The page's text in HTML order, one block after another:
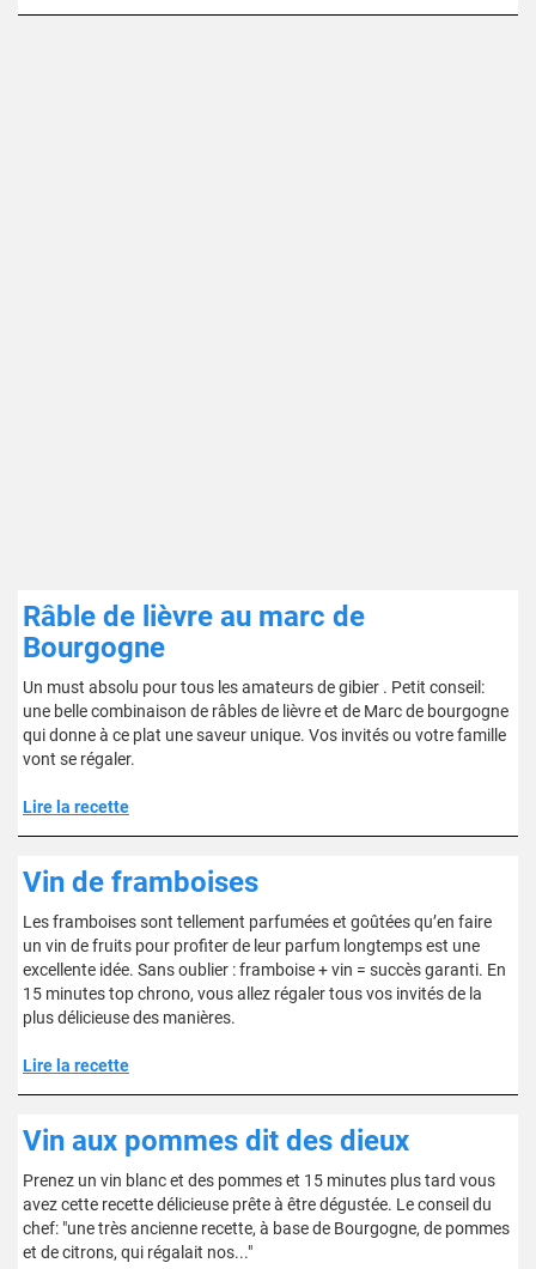
Râble de lièvre au marc de
Bourgogne
Un must absolu pour tous les amateurs de gibier . Petit conseil:
une belle combinaison de râbles de lièvre et de Marc de bourgogne
qui donne à ce plat une saveur unique. Vos invités ou votre famille
vont se régaler.
Lire la recette
Vin de framboises
Les framboises sont tellement parfumées et goûtées qu’en faire
un vin de fruits pour profiter de leur parfum longtemps est une
excellente idée. Sans oublier : framboise + vin = succès garanti. En
15 minutes top chrono, vous allez régaler tous vos invités de la
plus délicieuse des manières.
Lire la recette
Vin aux pommes dit des dieux
Prenez un vin blanc et des pommes et 15 minutes plus tard vous
avez cette recette délicieuse prête à être dégustée. Le conseil du
chef: "une très ancienne recette, à base de Bourgogne, de pommes
et de citrons, qui régalait nos..."